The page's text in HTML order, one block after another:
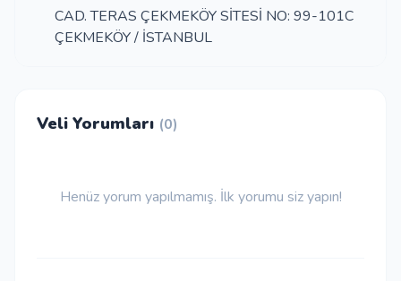
CAD. TERAS ÇEKMEKÖY SİTESİ NO: 99-101C
ÇEKMEKÖY / İSTANBUL
Veli Yorumları (0)
Henüz yorum yapılmamış. İlk yorumu siz yapın!